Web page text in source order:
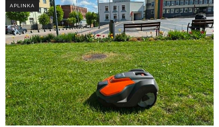
APLINKA